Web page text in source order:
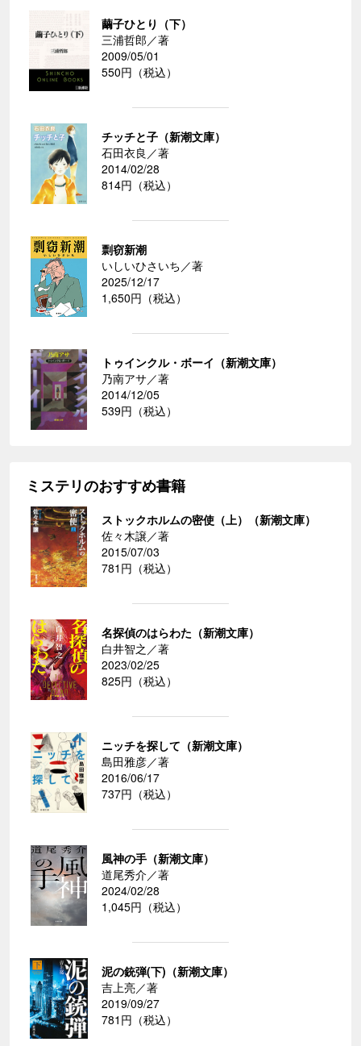
繭子ひとり（下）
三浦哲郎／著
2009/05/01
550円（税込）
チッチと子（新潮文庫）
石田衣良／著
2014/02/28
814円（税込）
剽窃新潮
いしいひさいち／著
2025/12/17
1,650円（税込）
トゥインクル・ボーイ（新潮文庫）
乃南アサ／著
2014/12/05
539円（税込）
ミステリのおすすめ書籍
ストックホルムの密使（上）（新潮文庫）
佐々木譲／著
2015/07/03
781円（税込）
名探偵のはらわた（新潮文庫）
白井智之／著
2023/02/25
825円（税込）
ニッチを探して（新潮文庫）
島田雅彦／著
2016/06/17
737円（税込）
風神の手（新潮文庫）
道尾秀介／著
2024/02/28
1,045円（税込）
泥の銃弾(下)（新潮文庫）
吉上亮／著
2019/09/27
781円（税込）